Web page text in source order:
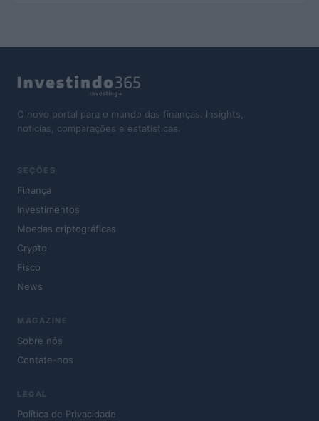
O novo portal para o mundo das finanças. Insights,
notícias, comparações e estatísticas.
SEÇÕES
Finança
Investimentos
Moedas criptográficas
Crypto
Fisco
News
MAGAZINE
Sobre nós
Contate-nos
LEGAL
Política de Privacidade